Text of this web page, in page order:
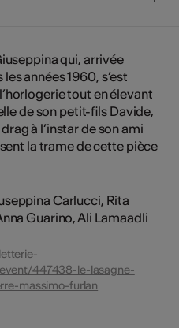
qui, arrivée
années 1960, s’est
tout en élevant
de son petit-fils Davide,
à l’instar de son ami
la trame de cette pièce
Carlucci, Rita
Guarino, Ali Lamaadli
447438-le-lasagne-
massimo-furlan